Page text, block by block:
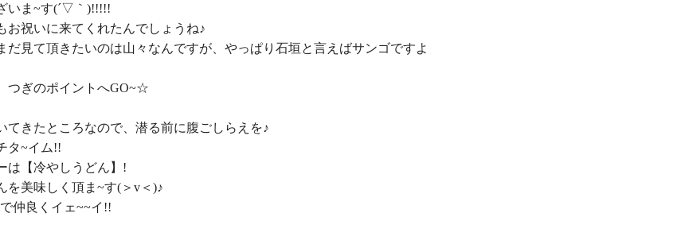
いま~す(´▽｀)!!!!!
お祝いに来てくれたんでしょうね♪
だ見て頂きたいのは山々なんですが、やっぱり石垣と言えばサンゴですよ
つぎのポイントへGO~☆
てきたところなので、潜る前に腹ごしらえを♪
タ~イム!!
は【冷やしうどん】!
を美味しく頂ま~す(＞v＜)♪
仲良くイェ~~イ!!